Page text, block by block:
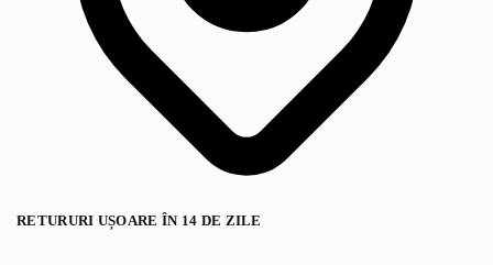
RETURURI UȘOARE ÎN 14 DE ZILE